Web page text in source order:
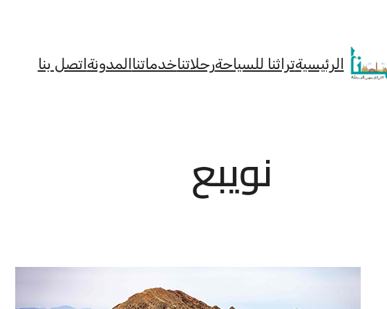
الرئيسيةتراثنا للسياحةرحلاتناخدماتناالمدونةاتصل بنا
نويبع